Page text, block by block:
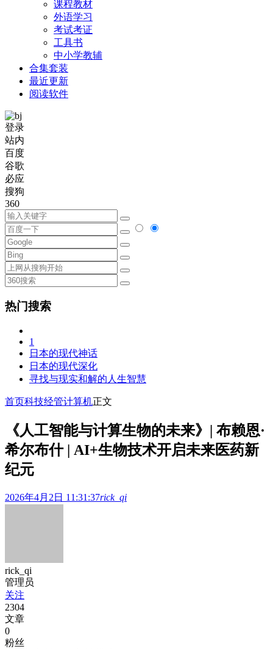
课程教材
外语学习
考试考证
工具书
中小学教辅
合集套装
最近更新
阅读软件
登录
站内
百度
谷歌
必应
搜狗
360
热门搜索
1
日本的现代神话
日本的现代深化
寻找与现实和解的人生智慧
首页科技经管计算机正文
《人工智能与计算生物的未来》| 布赖恩·
希尔布什 | AI+生物技术开启未来医药新
纪元
2026年4月2日 11:31:37rick_qi
rick_qi
管理员
关注
2304
文章
0
粉丝